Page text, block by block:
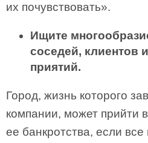
их почувствовать».
Ищите
соседей, клиентов
приятий.
Город, жизнь которого
компании, может прийти
ее банкротства, если